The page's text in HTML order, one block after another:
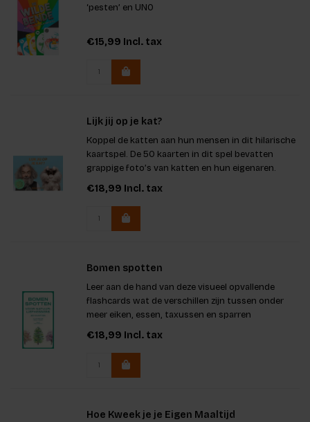
‘pesten’ en UNO
€15,99 Incl. tax
Lijk jij op je kat?
Koppel de katten aan hun mensen in dit hilarische
kaartspel. De 50 kaarten in dit spel bevatten
grappige foto’s van katten en hun eigenaren.
€18,99 Incl. tax
Bomen spotten
Leer aan de hand van deze visueel opvallende
flashcards wat de verschillen zijn tussen onder
meer eiken, essen, taxussen en sparren
€18,99 Incl. tax
Hoe Kweek je je Eigen Maaltijd